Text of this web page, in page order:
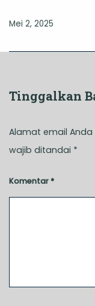
Mei 2, 2025
Tinggalkan
Alamat email Anda
wajib ditandai *
Komentar *